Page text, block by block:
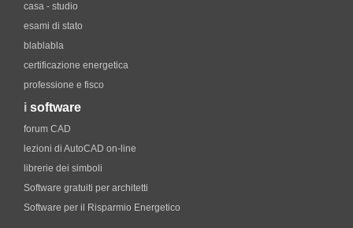
casa - studio
esami di stato
blablabla
certificazione energetica
professione e fisco
i software
forum CAD
lezioni di AutoCAD on-line
librerie dei simboli
Software gratuiti per architetti
Software per il Risparmio Energetico